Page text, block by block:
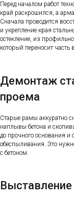
Перед началом работ
край раскрошился, а
Сначала проводится
и укрепление края
остекление, из
который переносит часть
Демонтаж
проема
Старые рамы аккуратно
наплывы бетона и
до прочного основания и
обеспыливания. Это
с бетоном.